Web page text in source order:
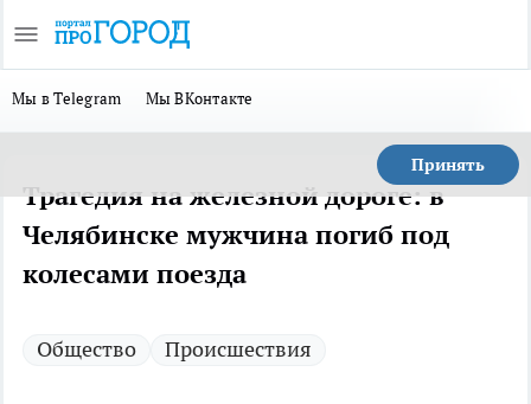
Мы в Telegram Мы ВКонтакте
Принять
Трагедия на железной дороге: в
Челябинске мужчина погиб под
колесами поезда
Общество Происшествия